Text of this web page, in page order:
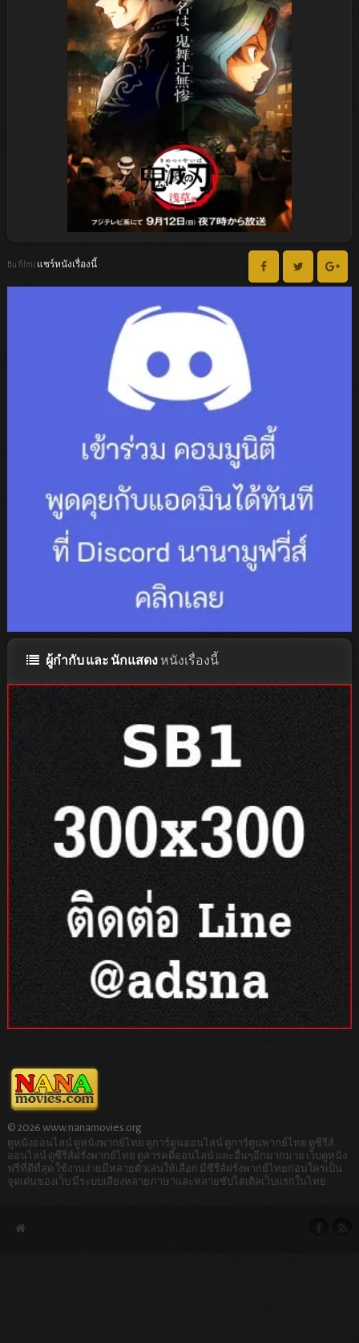
Bu filmi แชร์หนังเรื่องนี้ :
ผู้กำกับ และ นักแสดงหนังเรื่องนี้
© 2026 www.nanamovies.org
ดูหนังออนไลน์ ดูหนังพากย์ไทย ดูการ์ตูนออนไลน์ ดูการ์ตูนพากย์ไทย ดูซีรีส์
ออนไลน์ ดูซีรีส์ฝรั่งพากย์ไทย ดูสารคดีออนไลน์ และอื่นๆอีกมากมาย เว็บดูหนัง
ฟรีที่ดีที่สุด ใช้งานง่ายมีหลายตัวเล่นให้เลือก มีซีรีส์ฝรั่งพากย์ไทยก่อนใครเป็น
จุดเด่นของเว็บ มีระบบเสียงหลายภาษาและหลายซับไตเติลเว็บแรกในไทย.